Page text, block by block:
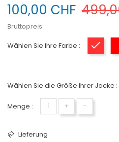
100,00 CHF
Bruttopreis
Wählen Sie Ihre Farbe :
Wählen Sie die Größe Ihrer Jacke :
Menge : + −
Lieferung